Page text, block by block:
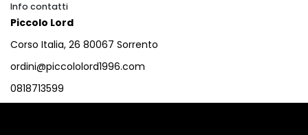
Info contatti
Piccolo Lord
Corso Italia, 26 80067 Sorrento
ordini@piccololord1996.com
0818713599